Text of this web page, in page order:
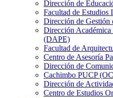
Dirección de
Facultad de Estudios
Dirección de
Dirección Académica
(DAPE)
Facultad de
Centro de Asesoría
Dirección de
Cachimbo PUCP
Dirección de
Centro de Estudios